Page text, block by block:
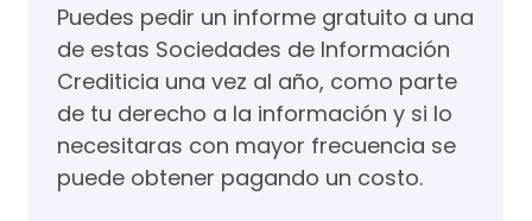
Puedes pedir un informe gratuito a una
de estas Sociedades de Información
Crediticia una vez al año, como parte
de tu derecho a la información y si lo
necesitaras con mayor frecuencia se
puede obtener pagando un costo.